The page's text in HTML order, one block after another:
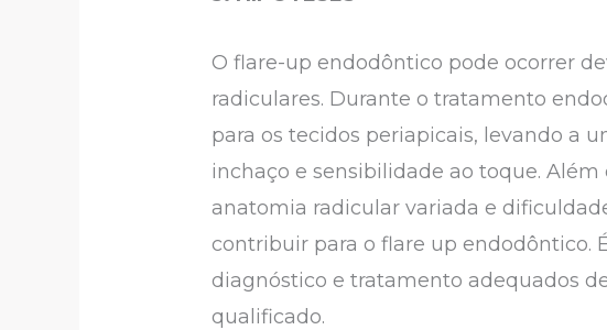
O flare-up endodôntico pode ocorrer
radiculares. Durante o tratamento
para os tecidos periapicais, levando a
inchaço e sensibilidade ao toque.
anatomia radicular variada e
contribuir para o flare up endodôntico.
diagnóstico e tratamento adequados
qualificado.